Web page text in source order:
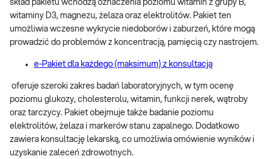
skład pakietu wchodzą oznaczenia poziomu witamin z grupy B,
witaminy D3, magnezu, żelaza oraz elektrolitów. Pakiet ten
umożliwia wczesne wykrycie niedoborów i zaburzeń, które mogą
prowadzić do problemów z koncentracją, pamięcią czy nastrojem.
e-Pakiet dla każdego (maksimum) z konsultacją
oferuje szeroki zakres badań laboratoryjnych, w tym ocenę
poziomu glukozy, cholesterolu, witamin, funkcji nerek, wątroby
oraz tarczycy. Pakiet obejmuje także badanie poziomu
elektrolitów, żelaza i markerów stanu zapalnego. Dodatkowo
zawiera konsultację lekarską, co umożliwia omówienie wyników i
uzyskanie zaleceń zdrowotnych.